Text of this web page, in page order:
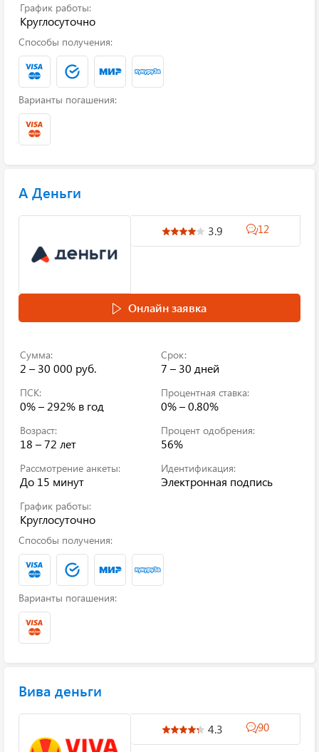
График работы:
Круглосуточно
Способы получения:
Варианты погашения:
А Деньги
3.9 12
Онлайн заявка
Сумма:
2 – 30 000 руб.
Срок:
7 – 30 дней
ПСК:
0% – 292% в год
Процентная ставка:
0% – 0.80%
Возраст:
18 – 72 лет
Процент одобрения:
56%
Рассмотрение анкеты:
До 15 минут
Идентификация:
Электронная подпись
График работы:
Круглосуточно
Способы получения:
Варианты погашения:
Вива деньги
4.3 90